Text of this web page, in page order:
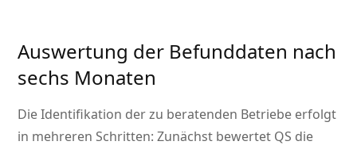
Auswertung der Befunddaten nach
sechs Monaten
Die Identifikation der zu beratenden Betriebe erfolgt
in mehreren Schritten: Zunächst bewertet QS die